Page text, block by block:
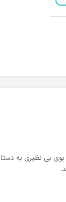
بی نظیری به